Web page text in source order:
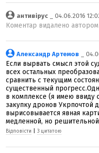
антивірус _ 04.06.2016
Коментар видалено
Александр Артемов _
Если вырвать смысл этой
всех остальных
сравнить с текущим
существенный
в комплексе (я имею ввиду
закупку дронов Укрпочтой
вырисовывается явная
медленной, но
Відповісти З цитатою